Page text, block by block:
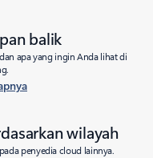
balik
apa yang ingin Anda lihat di
wilayah
penyedia cloud lainnya.